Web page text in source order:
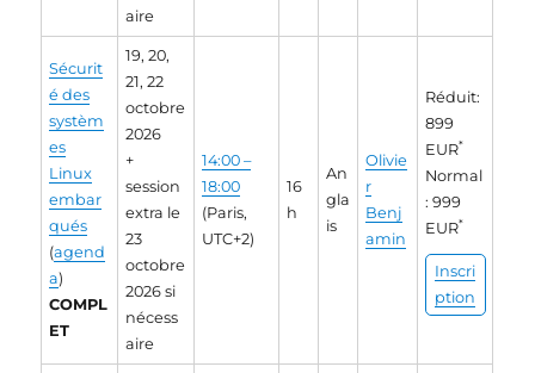
aire
Sécurit
é des
systèm
es
Linux
embar
qués
(agend
a)
COMPL
ET
19, 20,
21, 22
octobre
2026
+
session
extra le
23
octobre
2026 si
nécess
aire
14:00 –
18:00
(Paris,
UTC+2)
16
h
An
gla
is
Olivie
r
Benj
amin
Réduit:
899
EUR*
Normal
: 999
EUR*
Inscri
ption